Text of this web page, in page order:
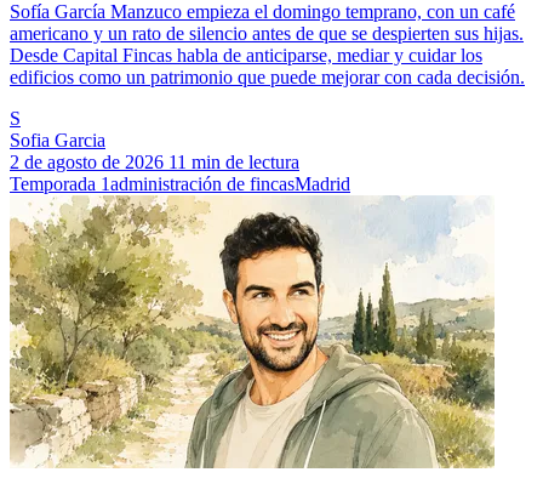
Sofía García Manzuco empieza el domingo temprano, con un café
americano y un rato de silencio antes de que se despierten sus hijas.
Desde Capital Fincas habla de anticiparse, mediar y cuidar los
edificios como un patrimonio que puede mejorar con cada decisión.
S
Sofia Garcia
2 de agosto de 2026 11 min de lectura
Temporada 1administración de fincasMadrid